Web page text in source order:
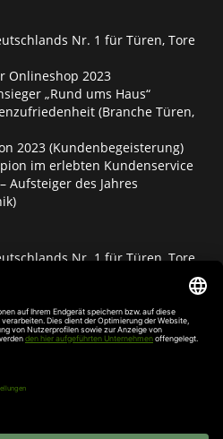
Nr. 1 für Türen, Tore
Onlineshop 2023
„Rund ums Haus“
(Branche Türen,
2023 (Kundenbegeisterung)
im erlebten Kundenservice
Aufsteiger des Jahres
Nr. 1 für Türen, Tore
2022
„Rund ums Haus“
im erlebten Kundenservice
Gold-Rang (Türen, Tore &